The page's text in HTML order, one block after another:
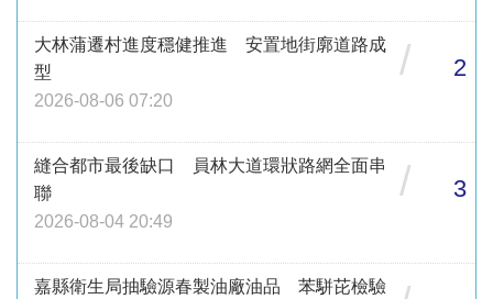
大林蒲遷村進度穩健推進 安置地街廓道路成
型
2026-08-06 07:20
/ 2
縫合都市最後缺口 員林大道環狀路網全面串
聯
2026-08-04 20:49
/ 3
嘉縣衛生局抽驗源春製油廠油品 苯駢芘檢驗